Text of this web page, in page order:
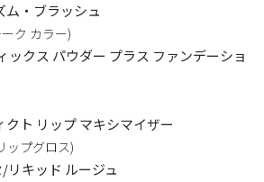
ム・ブラッシュ
ク カラー)
ックス パウダー プラス ファンデーショ
ト リップ マキシマイザー
ップグロス)
リキッド ルージュ